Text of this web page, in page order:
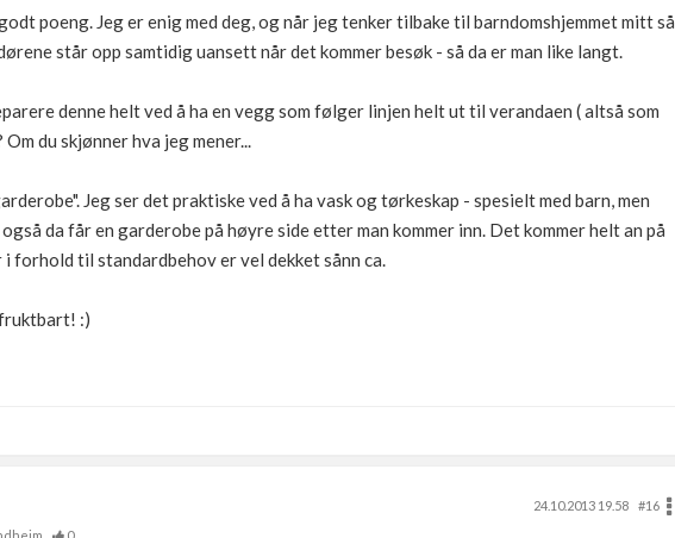
poeng. Jeg er enig med deg, og når jeg tenker tilbake til barndomshjemmet mitt så
står opp samtidig uansett når det kommer besøk - så da er man like langt.
denne helt ved å ha en vegg som følger linjen helt ut til verandaen ( altså som
du skjønner hva jeg mener...
Jeg ser det praktiske ved å ha vask og tørkeskap - spesielt med barn, men
da får en garderobe på høyre side etter man kommer inn. Det kommer helt an på
forhold til standardbehov er vel dekket sånn ca.
:)
24.10.2013 19.58
#16